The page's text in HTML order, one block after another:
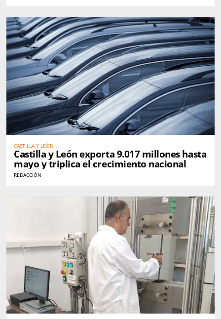
CASTILLA Y LEÓN
Castilla y León exporta 9.017 millones hasta
mayo y triplica el crecimiento nacional
REDACCIÓN